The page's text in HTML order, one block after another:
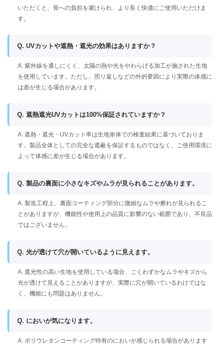
いただくと、骨への負担を避けられ、より長く快適にご使用いただけま
す。
Q. UVカットや遮熱・遮光の効果はありますか？
A. 紫外線を通しにくく、太陽の熱や光をやわらげる加工が施された生地
を使用しています。ただし、照り返しなどの外的要因により実際の体感に
は差が生じる場合があります。
Q. 遮熱遮光UVカットは100%保証されていますか？
A. 遮熱・遮光・UVカット率は生地単体での検査結果に基づいておりま
す。製品全体としての完全な遮蔽を保証するものではなく、ご使用環境に
よって体感に差が生じる場合があります。
Q. 製品の裏面に小さなキズやムラが見られることがあります。
A. 製造工程上、裏面コーティング部分に微細なムラや擦れが見られるこ
とがありますが、機能性や使用上の品質に影響のない範囲であり、不良品
ではございません。
Q. 光が透けて穴が開いているように見えます。
A. 遮光性の高い生地を使用している場合、ごくわずかなムラやキズから
光が透けて見えることがありますが、実際に穴が開いているわけではな
く、機能にも問題はありません。
Q. においが気になります。
A. ポリウレタンコーティング特有のにおいが感じられる場合があります